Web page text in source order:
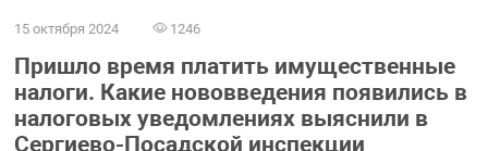
15 октября 2024 1246
Пришло время платить имущественные
налоги. Какие нововведения появились в
налоговых уведомлениях выяснили в
Сергиево-Посадской инспекции